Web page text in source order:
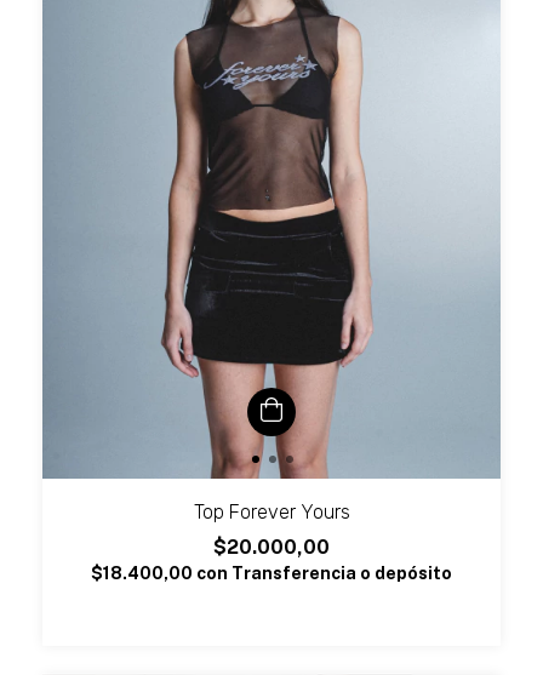
Top Forever Yours
$20.000,00
$18.400,00 con Transferencia o depósito